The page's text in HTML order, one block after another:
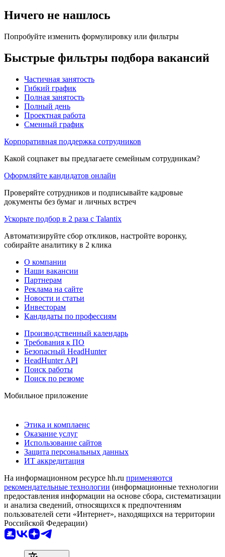
Ничего не нашлось
Попробуйте изменить формулировку или фильтры
Быстрые фильтры подбора вакансий
Частичная занятость
Гибкий график
Полная занятость
Полный день
Проектная работа
Сменный график
Корпоративная поддержка сотрудников
Какой соцпакет вы предлагаете семейным сотрудникам?
Оформляйте кандидатов онлайн
Проверяйте сотрудников и подписывайте кадровые
документы без бумаг и личных встреч
Ускорьте подбор в 2 раза с Talantix
Автоматизируйте сбор откликов, настройте воронку,
собирайте аналитику в 2 клика
О компании
Наши вакансии
Партнерам
Реклама на сайте
Новости и статьи
Инвесторам
Кандидаты по профессиям
Производственный календарь
Требования к ПО
Безопасный HeadHunter
HeadHunter API
Поиск работы
Поиск по резюме
Мобильное приложение
Этика и комплаенс
Оказание услуг
Использование сайтов
Защита персональных данных
ИТ аккредитация
На информационном ресурсе hh.ru применяются
рекомендательные технологии (информационные технологии
предоставления информации на основе сбора, систематизации
и анализа сведений, относящихся к предпочтениям
пользователей сети «Интернет», находящихся на территории
Российской Федерации)